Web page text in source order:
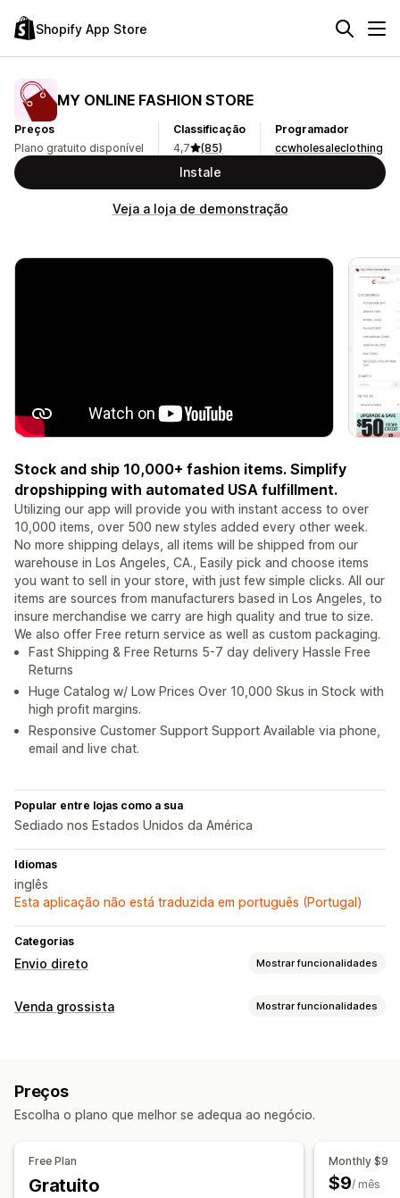
Shopify App Store
MY ONLINE FASHION STORE
Preços
Plano gratuito disponível
Classificação
4,7
(85)
Programador
ccwholesaleclothing
Instale
Veja a loja de demonstração
Stock and ship 10,000+ fashion items. Simplify
dropshipping with automated USA fulfillment.
Utilizing our app will provide you with instant access to over
10,000 items, over 500 new styles added every other week.
No more shipping delays, all items will be shipped from our
warehouse in Los Angeles, CA., Easily pick and choose items
you want to sell in your store, with just few simple clicks. All our
items are sources from manufacturers based in Los Angeles, to
insure merchandise we carry are high quality and true to size.
We also offer Free return service as well as custom packaging.
Fast Shipping & Free Returns 5-7 day delivery Hassle Free
Returns
Huge Catalog w/ Low Prices Over 10,000 Skus in Stock with
high profit margins.
Responsive Customer Support Support Available via phone,
email and live chat.
Popular entre lojas como a sua
Sediado nos Estados Unidos da América
Idiomas
inglês
Esta aplicação não está traduzida em português (Portugal)
Categorias
Envio direto Mostrar funcionalidades
Produtos que pode vender
Estados Unidos
Venda grossista Mostrar funcionalidades
Códigos de desconto
Descontos de volume Início de sessão grossista
Preços
Escolha o plano que melhor se adequa ao negócio.
Free Plan
Gratuito
Monthly $9
$9/ mês